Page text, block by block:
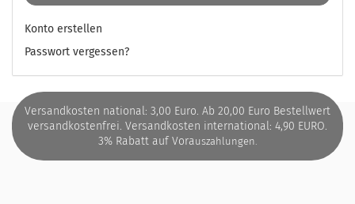
Konto erstellen
Passwort vergessen?
Versandkosten national: 3,00 Euro. Ab 20,00 Euro Bestellwert
versandkostenfrei. Versandkosten international: 4,90 EURO.
3% Rabatt auf Vorauszahlungen.